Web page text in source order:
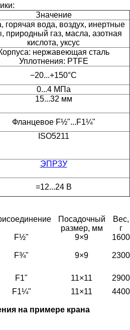
Значение
горячая вода, воздух, инертные
природный газ, масла, азотная
кислота, уксус
нержавеющая сталь
Уплотнения: PTFE
−20...+150°C
0...4 МПа
15...32 мм
Фланцевое F½"...F1¼"
ISO5211
ЭПР3У
=12...24 В
Посадочный
размер, мм
Вес,
г
F½" 9×9 1600
F¾" 9×9 2300
F1" 11×11
2900
F1¼" 11×11 4400
на примере крана